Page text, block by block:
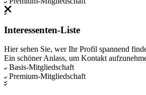
Interessenten-Liste
Hier sehen Sie, wer Ihr Profil spannend
Ein schöner Anlass, um Kontakt
Basis-Mitgliedschaft
Premium-Mitgliedschaft